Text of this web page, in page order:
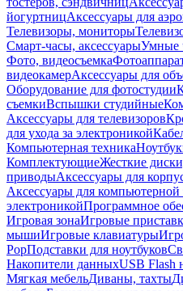
йогуртницАксессуары для
Телевизоры, мониторы
Смарт-часы, аксессуарыУмные
Фото, видеосъемка
видеокамерАксессуары для
Оборудование для фотостудии
съемкиВспышки студийные
Аксессуары для телевизоров
для ухода за электроникой
Компьютерная техника
КомплектующиеЖесткие
приводыАксессуары для
Аксессуары для компьютерной
электроникойПрограммное
Игровая зонаИгровые
мышиИгровые клавиатуры
PopПодставки для ноутбуков
Накопители данныхUSB Flash
Мягкая мебельДиваны, тахты